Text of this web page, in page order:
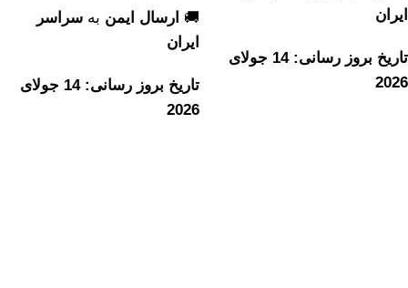
ایران
تاریخ بروز رسانی: 14 جولای
2026
🚚 ارسال ایمن به سراسر
ایران
تاریخ بروز رسانی: 14 جولای
2026